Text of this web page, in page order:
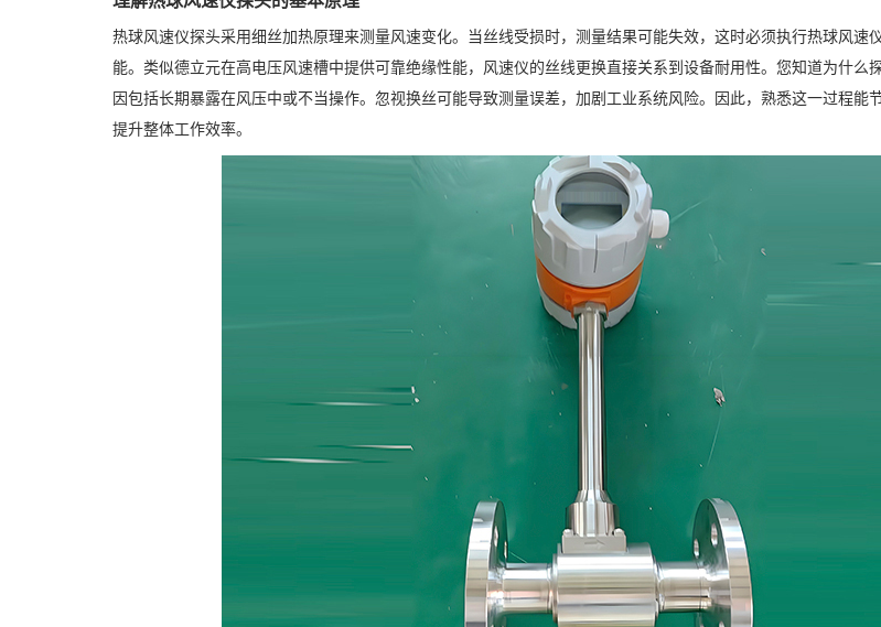
热球风速仪探头采用细丝加热原理来测量风速变化。当丝线受损时，测量结果可能失效，这时必须执行热球风速
能。类似德立元在高电压风速槽中提供可靠绝缘性能，风速仪的丝线更换直接关系到设备耐用性。您知道为什么
因包括长期暴露在风压中或不当操作。忽视换丝可能导致测量误差，加剧工业系统风险。因此，熟悉这一过程能
提升整体工作效率。